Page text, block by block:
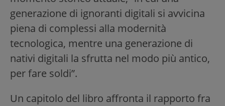
generazione di ignoranti digitali si avvicina
piena di complessi alla modernità
tecnologica, mentre una generazione di
nativi digitali la sfrutta nel modo più antico,
per fare soldi”.
Un capitolo del libro affronta il rapporto fra